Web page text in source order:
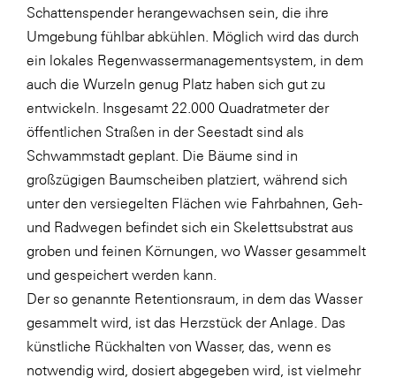
Schattenspender herangewachsen sein, die ihre
Umgebung fühlbar abkühlen. Möglich wird das durch
ein lokales Regenwassermanagementsystem, in dem
auch die Wurzeln genug Platz haben sich gut zu
entwickeln. Insgesamt 22.000 Quadratmeter der
öffentlichen Straßen in der Seestadt sind als
Schwammstadt geplant. Die Bäume sind in
großzügigen Baumscheiben platziert, während sich
unter den versiegelten Flächen wie Fahrbahnen, Geh-
und Radwegen befindet sich ein Skelettsubstrat aus
groben und feinen Körnungen, wo Wasser gesammelt
und gespeichert werden kann.
Der so genannte Retentionsraum, in dem das Wasser
gesammelt wird, ist das Herzstück der Anlage. Das
künstliche Rückhalten von Wasser, das, wenn es
notwendig wird, dosiert abgegeben wird, ist vielmehr